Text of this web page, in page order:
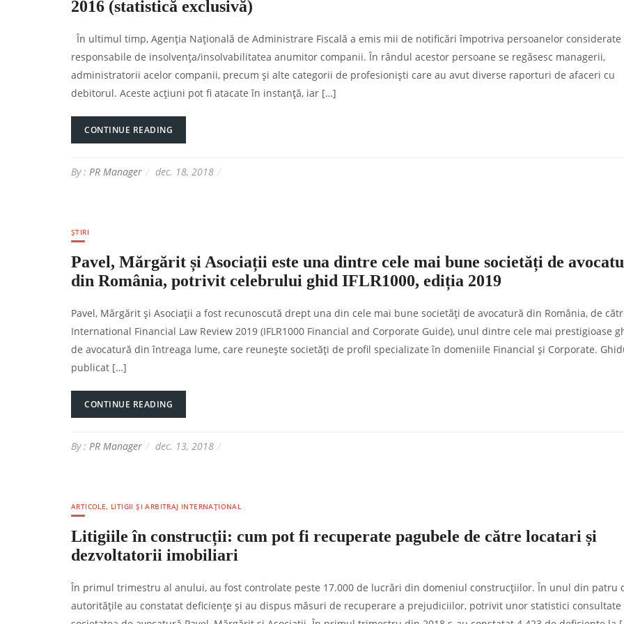
2016 (statistică exclusivă)
În ultimul timp, Agenția Națională de Administrare Fiscală a emis mii de notificări împotriva persoanelor considerate
responsabile de insolvența/insolvabilitatea anumitor companii. În rândul acestor persoane se regăsesc managerii,
administratorii acelor companii, precum și alte categorii de profesioniști care au avut diverse raporturi de afaceri cu
debitorul. Aceste acțiuni pot fi atacate în instanță, iar […]
CONTINUE READING
By : PR Manager dec. 18, 2018
ȘTIRI
Pavel, Mărgărit și Asociații este una dintre cele mai bune societăți de
din România, potrivit celebrului ghid IFLR1000, ediția 2019
Pavel, Mărgărit și Asociații a fost recunoscută drept una din cele mai bune societăți de avocatură din România, de
International Financial Law Review 2019 (IFLR1000 Financial and Corporate Guide), unul dintre cele mai prestigioase
de avocatură din întreaga lume, care reunește societăți de profil specializate în domeniile Financial și Corporate.
publicat […]
CONTINUE READING
By : PR Manager dec. 13, 2018
ARTICOLE, LITIGII ȘI ARBITRAJ INTERNAȚIONAL
Litigiile în construcții: cum pot fi recuperate pagubele de către locatari și
dezvoltatorii imobiliari
În primul trimestru al anului, au fost controlate peste 17.000 de lucrări din domeniul construcțiilor. În unul din patru
autoritățile au constatat deficiențe și au dispus măsuri de recuperare a prejudiciilor, potrivit unor statistici consultate